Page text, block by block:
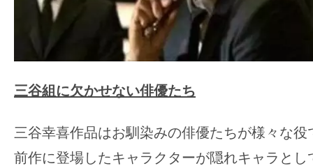
三谷組に欠かせない俳優たち
三谷幸喜作品はお馴染みの俳優たちが様々な
前作に登場したキャラクターが隠れキャラとし